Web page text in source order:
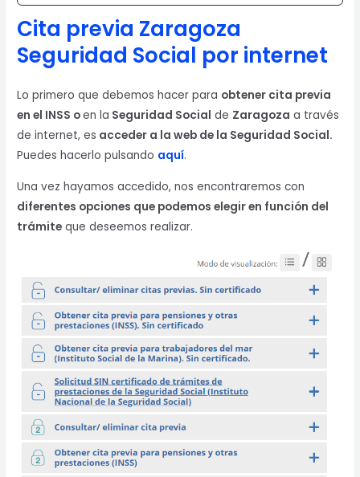
Cita previa Zaragoza
Seguridad Social por internet
Lo primero que debemos hacer para obtener cita previa
en el INSS oen la Seguridad Social de Zaragoza a través
de internet, es acceder a la web de la Seguridad Social.
Puedes hacerlo pulsando aquí.
Una vez hayamos accedido, nos encontraremos con
diferentes opciones que podemos elegir en función del
trámite que deseemos realizar.